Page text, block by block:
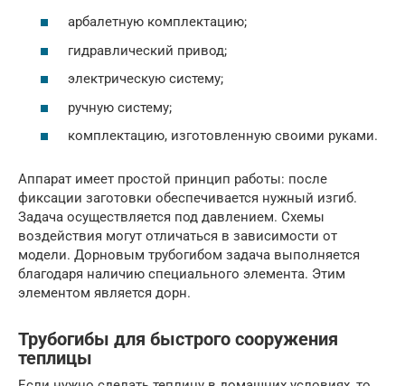
арбалетную комплектацию;
гидравлический привод;
электрическую систему;
ручную систему;
комплектацию, изготовленную своими руками.
Аппарат имеет простой принцип работы: после
фиксации заготовки обеспечивается нужный изгиб.
Задача осуществляется под давлением. Схемы
воздействия могут отличаться в зависимости от
модели. Дорновым трубогибом задача выполняется
благодаря наличию специального элемента. Этим
элементом является дорн.
Трубогибы для быстрого сооружения
теплицы